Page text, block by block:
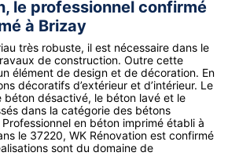
le professionnel confirmé
à Brizay
très robuste, il est nécessaire dans le
de construction. Outre cette
élément de design et de décoration. En
décoratifs d’extérieur et d’intérieur. Le
béton désactivé, le béton lavé et le
dans la catégorie des bétons
en béton imprimé établi à
le 37220, WK Rénovation est confirmé
sont du domaine de